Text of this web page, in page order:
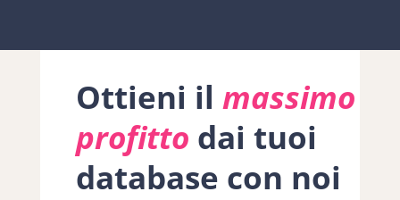
Ottieni il massimo
profitto dai tuoi
database con noi